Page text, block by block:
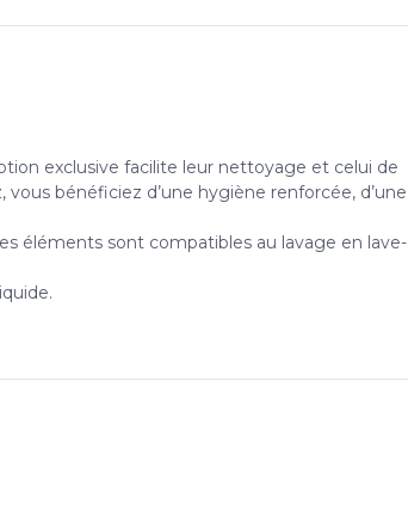
exclusive facilite leur nettoyage et celui de
bénéficiez d’une hygiène renforcée, d’une
éléments sont compatibles au lavage en lave-